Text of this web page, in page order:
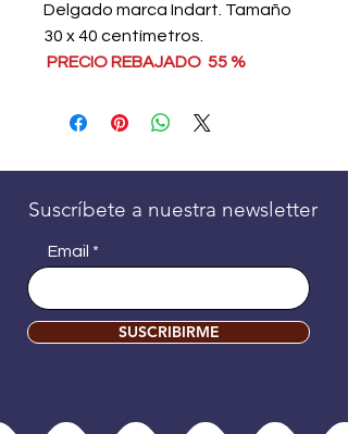
Delgado marca Indart. Tamaño
30 x 40 centímetros.
PRECIO REBAJADO 55 %
Suscríbete a nuestra newsletter
Email
SUSCRIBIRME